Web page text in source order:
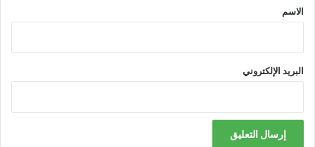
*
الاسم
البريد الإلكتروني